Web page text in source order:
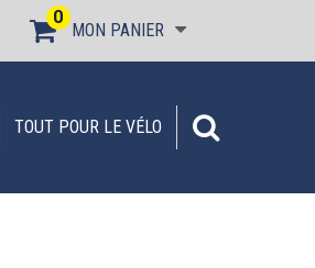
MON PANIER
0
TOUT POUR LE VÉLO